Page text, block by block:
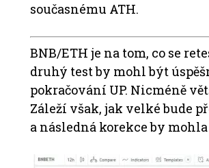
současnému ATH.
BNB/ETH je na tom, co se
druhý test by mohl být
pokračování UP. Nicméně
Záleží však, jak velké bude
a následná korekce by